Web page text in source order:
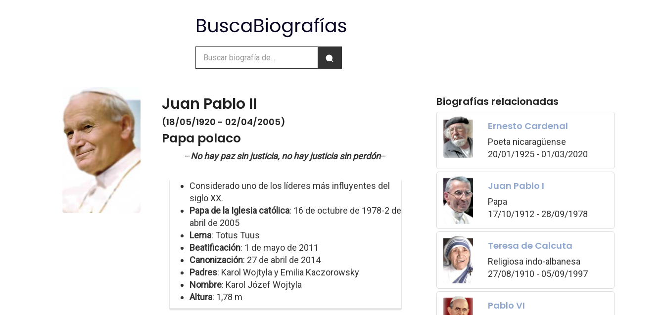
Juan Pablo II
(18/05/1920 - 02/04/2005)
Papa polaco
–No hay paz sin justicia, no hay justicia sin perdón–
Considerado uno de los líderes más influyentes del
siglo XX.
Papa de la Iglesia católica: 16 de octubre de 1978-2 de
abril de 2005
Lema: Totus Tuus
Beatificación: 1 de mayo de 2011
Canonización: 27 de abril de 2014
Padres: Karol Wojtyla y Emilia Kaczorowsky
Nombre: Karol Józef Wojtyla
Altura: 1,78 m
Biografías relacionadas
Ernesto Cardenal
Poeta nicaragüense
20/01/1925 - 01/03/2020
Juan Pablo I
Papa
17/10/1912 - 28/09/1978
Teresa de Calcuta
Religiosa indo-albanesa
27/08/1910 - 05/09/1997
Pablo VI